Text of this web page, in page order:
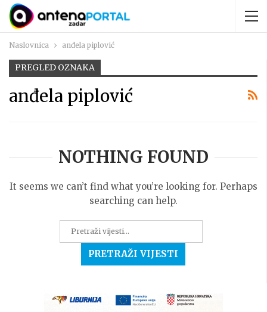
Naslovnica anđela piplović
PREGLED OZNAKA
anđela piplović
NOTHING FOUND
It seems we can’t find what you’re looking for. Perhaps
searching can help.